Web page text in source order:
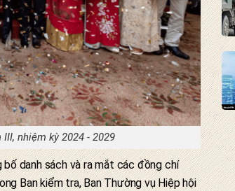
nhiệm kỳ 2024 - 2029
danh sách và ra mắt các đồng chí
Ban kiểm tra, Ban Thường vụ Hiệp hội